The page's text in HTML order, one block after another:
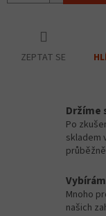
ZEPTAT SE
Držíme
Po
skladem
Mnoho
našich